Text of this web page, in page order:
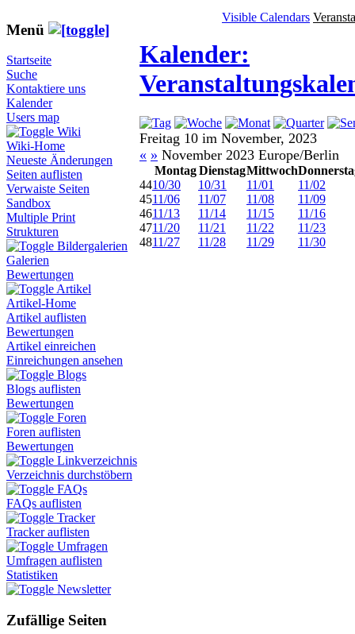
Menü
Startseite
Suche
Kontaktiere uns
Kalender
Users map
Wiki
Wiki-Home
Neueste Änderungen
Seiten auflisten
Verwaiste Seiten
Sandbox
Multiple Print
Strukturen
Bildergalerien
Galerien
Bewertungen
Artikel
Artikel-Home
Artikel auflisten
Bewertungen
Artikel einreichen
Einreichungen ansehen
Blogs
Blogs auflisten
Bewertungen
Foren
Foren auflisten
Bewertungen
Linkverzeichnis
Verzeichnis durchstöbern
FAQs
FAQs auflisten
Tracker
Tracker auflisten
Umfragen
Umfragen auflisten
Statistiken
Newsletter
Zufällige Seiten
Visible Calendars
Kalender:
Freitag 10 im November, 2023
« » November 2023 Europe/Berlin
Montag DienstagMittwoch
4410/30 10/31 11/01
11/02
4511/06 11/07 11/08
11/09
4611/13 11/14 11/15
11/16
4711/20 11/21 11/22
11/23
4811/27 11/28 11/29 11/30